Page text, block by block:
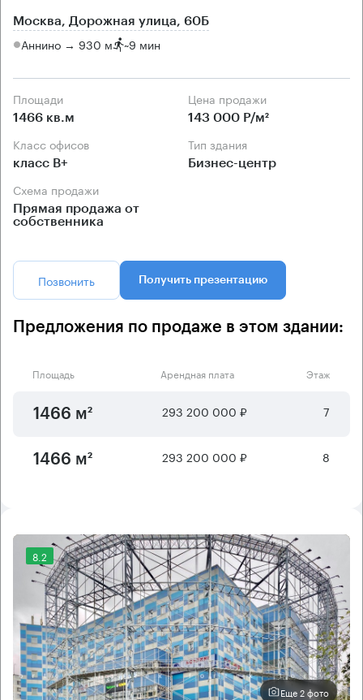
Москва, Дорожная улица, 60Б
Аннино → 930 м ~9 мин
Площади
1466 кв.м
Цена продажи
143 000 Р/м²
Класс офисов
класс B+
Тип здания
Бизнес-центр
Схема продажи
Прямая продажа от
собственника
Позвонить Получить презентацию
Предложения по продаже в этом здании:
Площадь Арендная плата Этаж
1466 м² 293 200 000 ₽ 7
1466 м² 293 200 000 ₽ 8
8.2
Еще 2 фото